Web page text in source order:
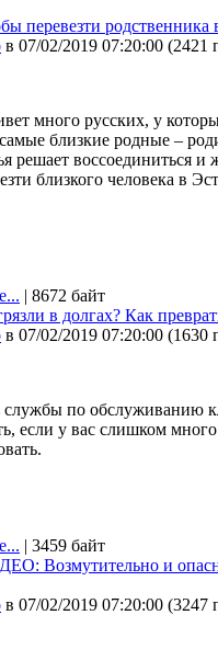
перевезти
в 07/02/2019 07:20:00 (2421
много русских, у
близкие родные –
решает воссоединиться
близкого человека в
| 8672 байт
в долгах? Как
в 07/02/2019 07:20:00 (1630
службы по обслуживанию
если у вас слишком
| 3459 байт
Возмутительно и
в 07/02/2019 07:20:00 (3247